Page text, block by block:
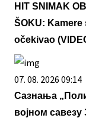
HIT SNIMAK
ŠOKU:
očekivao
07. 08. 2026 09:14
Сазнања
војном